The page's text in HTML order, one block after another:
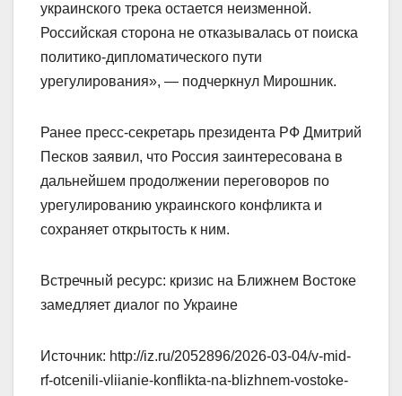
украинского трека остается неизменной.
Российская сторона не отказывалась от поиска
политико-дипломатического пути
урегулирования», — подчеркнул Мирошник.
Ранее пресс-секретарь президента РФ Дмитрий
Песков заявил, что Россия заинтересована в
дальнейшем продолжении переговоров по
урегулированию украинского конфликта и
сохраняет открытость к ним.
Встречный ресурс: кризис на Ближнем Востоке
замедляет диалог по Украине
Источник: http://iz.ru/2052896/2026-03-04/v-mid-
rf-otcenili-vliianie-konflikta-na-blizhnem-vostoke-